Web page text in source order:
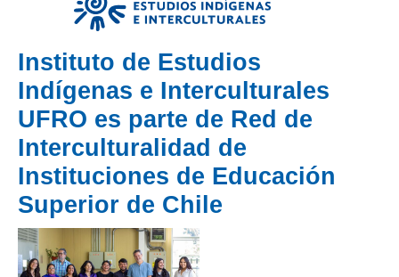
Instituto de Estudios
Indígenas e Interculturales
UFRO es parte de Red de
Interculturalidad de
Instituciones de Educación
Superior de Chile